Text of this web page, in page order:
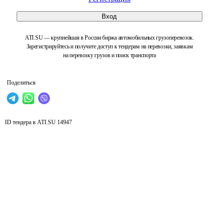
Вход
ATI.SU — крупнейшая в России биржа автомобильных грузоперевозок.
Зарегистрируйтесь и получите доступ к тендерам на перевозки, заявкам
на перевозку грузов и поиск транспорта
Поделиться
ID тендера в ATI.SU 14947